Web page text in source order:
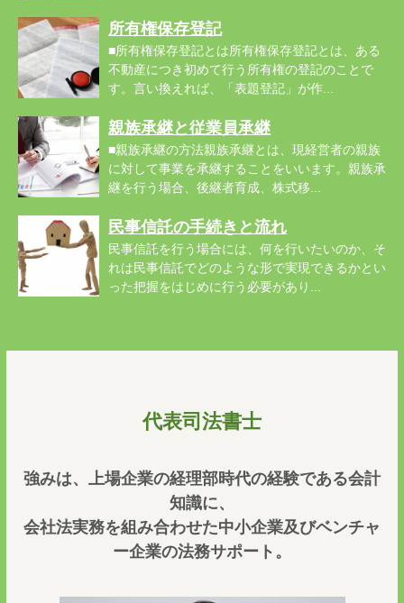
所有権保存登記
■所有権保存登記とは所有権保存登記とは、ある
不動産につき初めて行う所有権の登記のことで
す。言い換えれば、「表題登記」が作...
親族承継と従業員承継
■親族承継の方法親族承継とは、現経営者の親族
に対して事業を承継することをいいます。親族承
継を行う場合、後継者育成、株式移...
民事信託の手続きと流れ
民事信託を行う場合には、何を行いたいのか、そ
れは民事信託でどのような形で実現できるかとい
った把握をはじめに行う必要があり...
代表司法書士
強みは、上場企業の経理部時代の経験である会計
知識に、
会社法実務を組み合わせた中小企業及びベンチャ
ー企業の法務サポート。